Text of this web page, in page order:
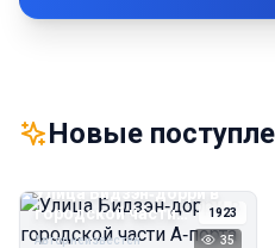
Новые
1923
Улица Бидзэн‑дорри в
городской части
А‑порта
Автор неизвестен 35